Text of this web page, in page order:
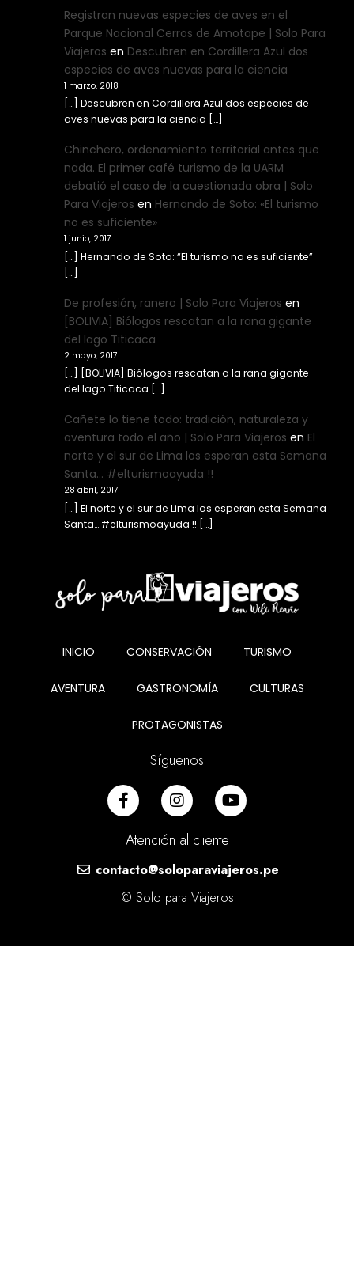
Registran nuevas especies de aves en el
Parque Nacional Cerros de Amotape | Solo Para
Viajeros en Descubren en Cordillera Azul dos
especies de aves nuevas para la ciencia
1 marzo, 2018
[…] Descubren en Cordillera Azul dos especies de
aves nuevas para la ciencia […]
Chinchero, ordenamiento territorial antes que
nada. El primer café turismo de la UARM
debatió el caso de la cuestionada obra | Solo
Para Viajeros en Hernando de Soto: «El turismo
no es suficiente»
1 junio, 2017
[…] Hernando de Soto: “El turismo no es suficiente”
[…]
De profesión, ranero | Solo Para Viajeros en
[BOLIVIA] Biólogos rescatan a la rana gigante
del lago Titicaca
2 mayo, 2017
[…] [BOLIVIA] Biólogos rescatan a la rana gigante
del lago Titicaca […]
Cañete lo tiene todo: tradición, naturaleza y
aventura todo el año | Solo Para Viajeros en El
norte y el sur de Lima los esperan esta Semana
Santa… #elturismoayuda !!
28 abril, 2017
[…] El norte y el sur de Lima los esperan esta Semana
Santa… #elturismoayuda !! […]
INICIO CONSERVACIÓN TURISMO
AVENTURA GASTRONOMÍA CULTURAS
PROTAGONISTAS
Síguenos
Atención al cliente
contacto@soloparaviajeros.pe
© Solo para Viajeros